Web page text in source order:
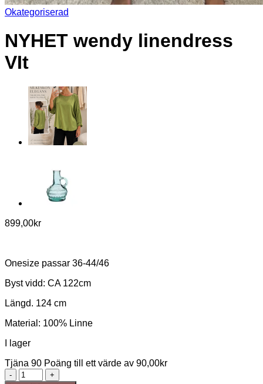
Okategoriserad
NYHET wendy linendress
VIt
899,00kr
Onesize passar 36-44/46
Byst vidd: CA 122cm
Längd. 124 cm
Material: 100% Linne
I lager
Tjäna 90 Poäng till ett värde av 90,00kr
NYHET